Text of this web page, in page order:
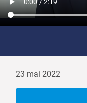
23 mai 2022